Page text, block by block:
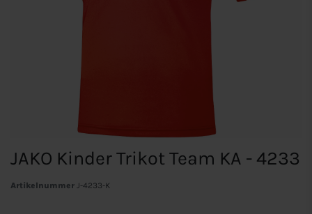
JAKO Kinder Trikot Team KA - 4233
Artikelnummer J-4233-K